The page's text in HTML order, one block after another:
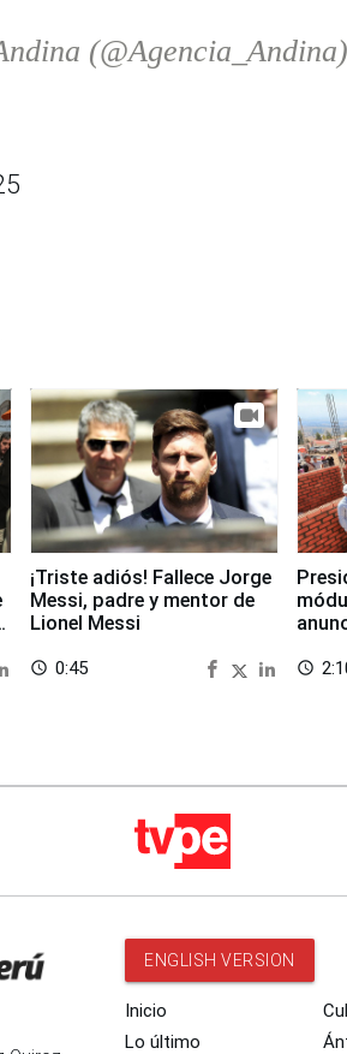
(@Agencia_Andina)
¡Triste adiós! Fallece Jorge
Messi, padre y mentor de
Lionel Messi
access_time 0:45 access_time
ENGLISH VERSION
Inicio
Lo último